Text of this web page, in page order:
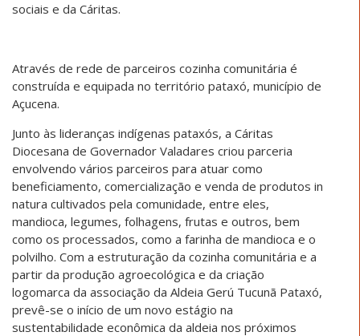
sociais e da Cáritas.
Através de rede de parceiros cozinha comunitária é
construída e equipada no território pataxó, município de
Açucena.
Junto às lideranças indígenas pataxós, a Cáritas
Diocesana de Governador Valadares criou parceria
envolvendo vários parceiros para atuar como
beneficiamento, comercialização e venda de produtos in
natura cultivados pela comunidade, entre eles,
mandioca, legumes, folhagens, frutas e outros, bem
como os processados, como a farinha de mandioca e o
polvilho. Com a estruturação da cozinha comunitária e a
partir da produção agroecológica e da criação
logomarca da associação da Aldeia Gerú Tucunã Pataxó,
prevê-se o início de um novo estágio na
sustentabilidade econômica da aldeia nos próximos